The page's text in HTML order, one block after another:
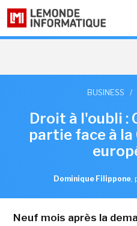
BUSINESS /
Droit à l'oubli :
partie face à
Dominique Filippone,
Neuf mois après la